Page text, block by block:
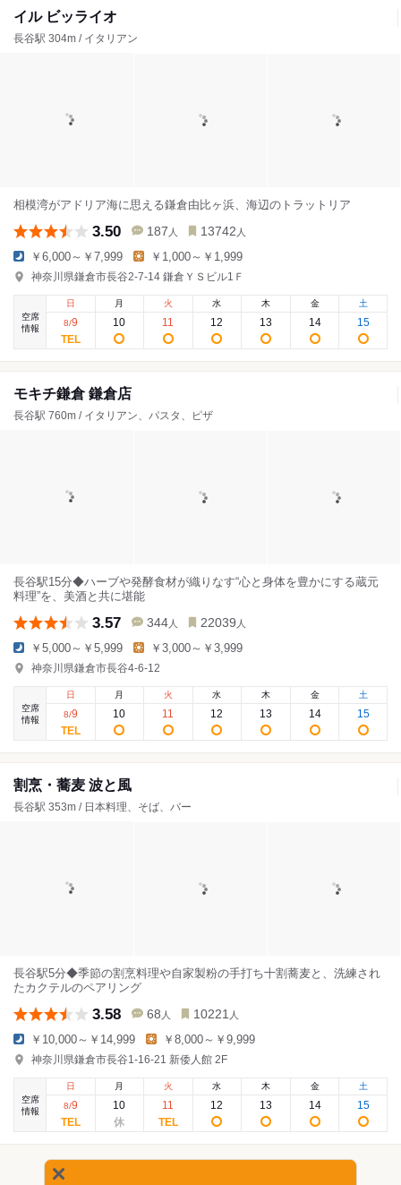
イル ビッライオ
長谷駅 304m / イタリアン
相模湾がアドリア海に思える鎌倉由比ヶ浜、海辺のトラットリア
3.50 187 人 13742 人
￥6,000～￥7,999 ￥1,000～￥1,999
神奈川県鎌倉市長谷2-7-14 鎌倉ＹＳビル1Ｆ
空席
情報
日
8/9
月
10
火
11
水
12
木
13
金
14
土
15
モキチ鎌倉 鎌倉店
長谷駅 760m / イタリアン、パスタ、ピザ
長谷駅15分◆ハーブや発酵食材が織りなす“心と身体を豊かにする蔵元
料理”を、美酒と共に堪能
3.57 344 人 22039 人
￥5,000～￥5,999 ￥3,000～￥3,999
神奈川県鎌倉市長谷4-6-12
空席
情報
日
8/9
月
10
火
11
水
12
木
13
金
14
土
15
割烹・蕎麦 波と風
長谷駅 353m / 日本料理、そば、バー
長谷駅5分◆季節の割烹料理や自家製粉の手打ち十割蕎麦と、洗練され
たカクテルのペアリング
3.58 68 人 10221 人
￥10,000～￥14,999 ￥8,000～￥9,999
神奈川県鎌倉市長谷1-16-21 新倭人館 2F
空席
情報
日
8/9
月
10
火
11
水
12
木
13
金
14
土
15